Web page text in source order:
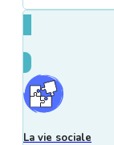
La vie sociale